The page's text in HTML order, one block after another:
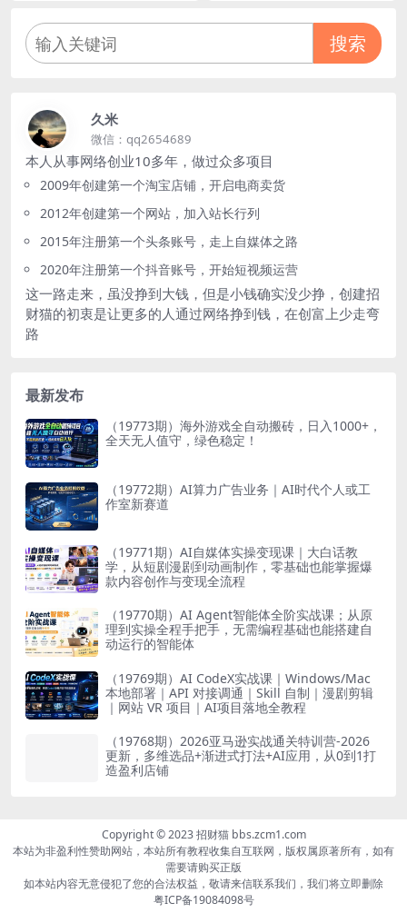
cat catch
搜索
久米
微信：qq2654689
本人从事网络创业10多年，做过众多项目
2009年创建第一个淘宝店铺，开启电商卖货
2012年创建第一个网站，加入站长行列
2015年注册第一个头条账号，走上自媒体之路
2020年注册第一个抖音账号，开始短视频运营
这一路走来，虽没挣到大钱，但是小钱确实没少挣，创建招
财猫的初衷是让更多的人通过网络挣到钱，在创富上少走弯
路
最新发布
（19773期）海外游戏全自动搬砖，日入1000+，
全天无人值守，绿色稳定！
（19772期）AI算力广告业务｜AI时代个人或工
作室新赛道
（19771期）AI自媒体实操变现课｜大白话教
学，从短剧漫剧到动画制作，零基础也能掌握爆
款内容创作与变现全流程
（19770期）AI Agent智能体全阶实战课；从原
理到实操全程手把手，无需编程基础也能搭建自
动运行的智能体
（19769期）AI CodeX实战课｜Windows/Mac
本地部署｜API 对接调通｜Skill 自制｜漫剧剪辑
｜网站 VR 项目｜AI项目落地全教程
（19768期）2026亚马逊实战通关特训营-2026
更新，多维选品+渐进式打法+AI应用，从0到1打
造盈利店铺
Copyright © 2023 招财猫 bbs.zcm1.com
本站为非盈利性赞助网站，本站所有教程收集自互联网，版权属原著所有，如有
需要请购买正版
如本站内容无意侵犯了您的合法权益，敬请来信联系我们，我们将立即删除
粤ICP备19084098号